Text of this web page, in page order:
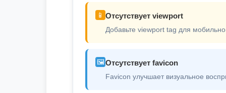
📱 Отсутствует viewport
Добавьте viewport tag для
🖼️Отсутствует favicon
Favicon улучшает визуальное